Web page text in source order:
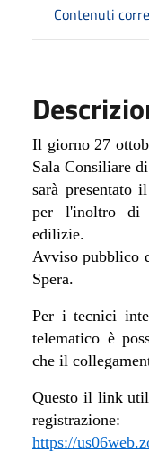
Contenuti
Il giorno 27
Sala Consiliare
sarà presentato
per l'inoltro di
edilizie.
Avviso pubblico
Spera.
Per i tecnici
telematico è
che il
Questo il link
registrazione:
https://